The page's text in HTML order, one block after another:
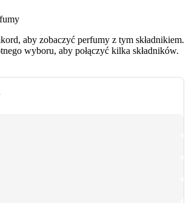
aby zobaczyć perfumy z tym składnikiem.
wyboru, aby połączyć kilka składników.